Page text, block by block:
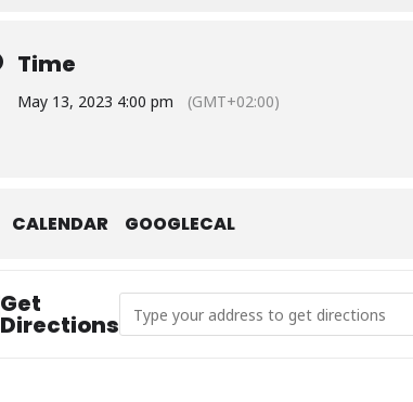
Time
May 13, 2023 4:00 pm (GMT+02:00)
CALENDAR GOOGLECAL
Get
Directions
Address - Jahreshauptversammlung 2023 []